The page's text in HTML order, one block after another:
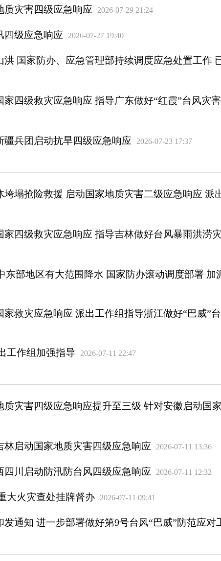
质灾害四级应急响应 2026-07-29 21:24
四级应急响应 2026-07-27 19:40
国家防办、应急管理部持续调度应急处置工作
四级救灾应急响应 指导广东做好“红霞”台风灾
疆兵团启动抗旱四级应急响应 2026-07-23 17:37
塌抢险救援 启动国家地质灾害二级应急响应 派
家四级救灾应急响应 指导吉林做好台风暴雨洪涝
东部地区有大范围降水 国家防办滚动调度部署 加
救灾应急响应 派出工作组指导浙江做好“巴威”
工作组加强指导 2026-07-11 22:47
灾害四级应急响应提升至三级 针对安徽启动国
启动国家地质灾害四级应急响应 2026-07-11 13:36
川启动防汛防台风四级应急响应 2026-07-11 12:32
大火灾查处挂牌督办 2026-07-11 09:41
通知 进一步部署做好第9号台风“巴威”防范应对